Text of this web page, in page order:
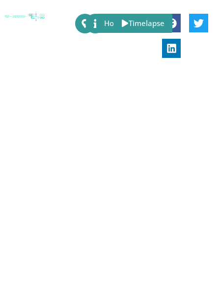
Share:
Host Timelapse